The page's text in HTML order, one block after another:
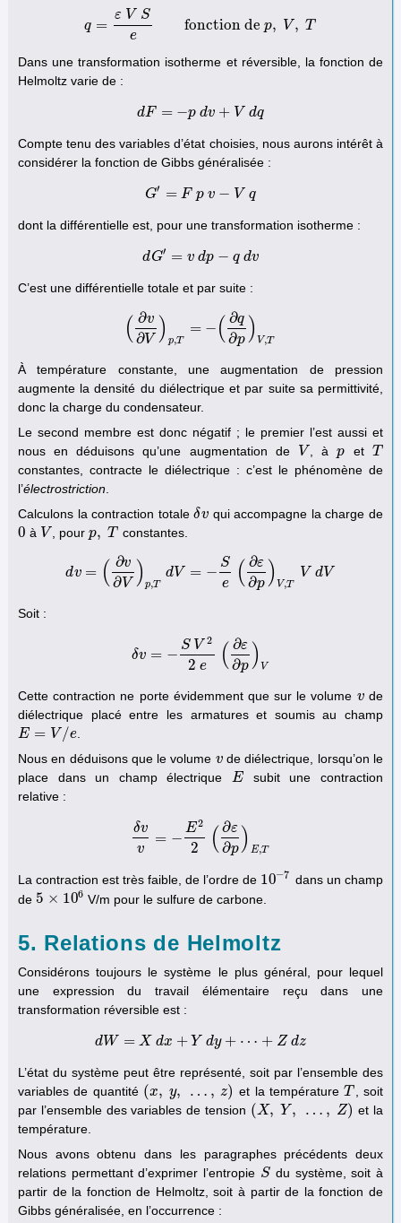
q =
ε V S
e
fonction dep, V , T
q=ε V fonction dep, V , T
Dans une transformation isotherme et réversible, la fonction de
Helmoltz varie de :
dF = −p dv + V dq
dF=−p dv+ V dq
Compte tenu des variables d’état choisies, nous aurons intérêt à
considérer la fonction de Gibbs généralisée :
G′ = F p v − V q
G′=F p v− V q
dont la différentielle est, pour une transformation isotherme :
dG′ = v dp − q dv
d G′= v dp− q dv
C’est une différentielle totale et par suite :
( ∂v
∂V ) p,T
= − ( ∂q
∂p ) V,T
(∂v∂ V T=−(∂ q ∂p)V ,
À température constante, une augmentation de pression
augmente la densité du diélectrique et par suite sa permittivité,
donc la charge du condensateur.
Le second membre est donc négatif ; le premier l’est aussi et
nous en déduisons qu’une augmentation de
V
V , àp
p et T
T
constantes, contracte le diélectrique : c’est le phénomène de
l’électrostriction
Calculons la contraction totaleδv
δvqui accompagne la charge de
0
0 à V
V , pourp, T
p, T constantes.
dv = ( ∂v
∂V ) p,T
dV = −
S
e
( ∂ε
∂p ) V,T
V dV
d v =(∂v∂ V T dV =− Se (∂ ∂ p)V, T V
Soit :
δv = −
S V 2
2 e ( ∂ε
∂p ) V
δ v= −S V22 e ∂ ε∂p) V
Cette contraction ne porte évidemment que sur le volume v
vde
diélectrique placé entre les armatures et soumis au champ
E = V /e
E= V/e
Nous en déduisons que le volume v
vde diélectrique, lorsqu’on le
place dans un champ électrique E
E
subit une contraction
relative :
δv
v
= −
E2
2 ( ∂ε
∂p ) E,T
δ vv= −E22 ( ∂ε ∂p)E,
La contraction est très faible, de l’ordre de 10−7
10− 7 dans un champ
de 5 × 106
5 ×106 V/m pour le sulfure de carbone.
5. Relations de Helmoltz
Considérons toujours le système le plus général, pour lequel
une expression du travail élémentaire reçu dans une
transformation réversible est :
dW = X dx + Y dy + ⋯ + Z dz
dW =X dx+ Y dy+ ⋯+Z d z
L’état du système peut être représenté, soit par l’ensemble des
variables de quantité (x, y, … , z)
(x, y , … z ) et la températureT
T , soit
par l’ensemble des variables de tension (X, Y , … , Z)
(X, Y … Z )
et la
température.
Nous avons obtenu dans les paragraphes précédents deux
relations permettant d’exprimer l’entropie S
S du système, soit à
partir de la fonction de Helmoltz, soit à partir de la fonction de
Gibbs généralisée, en l’occurrence :